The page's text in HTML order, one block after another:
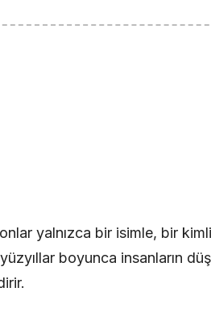
yalnızca bir isimle, bir
boyunca insanların